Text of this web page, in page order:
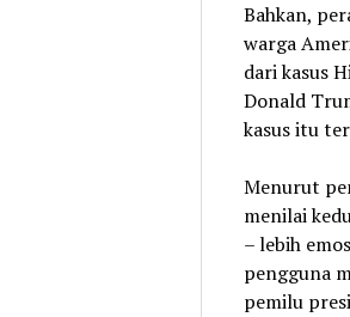
Bahkan,
warga
dari kasus
Donald
kasus itu
Menurut
menilai
– lebih
pengguna
pemilu